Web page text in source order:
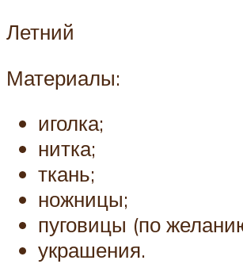
Летний
Материалы:
иголка;
нитка;
ткань;
ножницы;
пуговицы (по
украшения.